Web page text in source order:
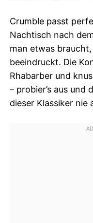
Crumble passt
Nachtisch nach
man etwas
beeindruckt. Die
Rhabarber und
– probier’s aus und
dieser Klassiker nie